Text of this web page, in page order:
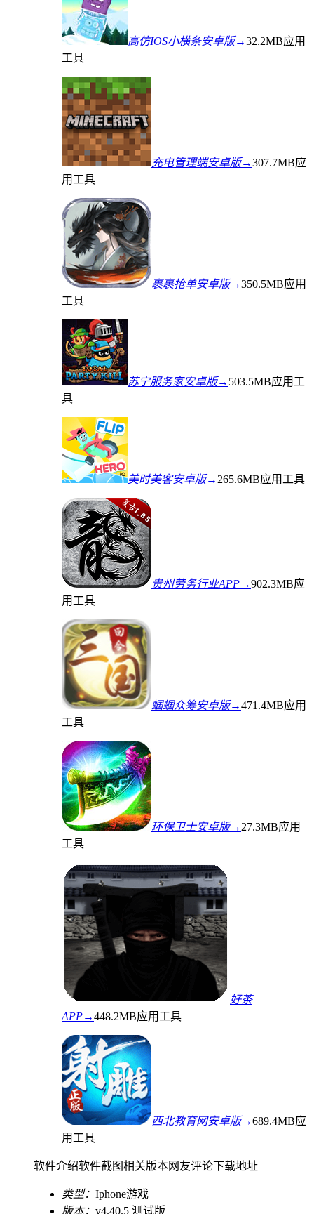
高仿IOS小横条安卓版→32.2MB应用
工具
充电管理端安卓版→307.7MB应
用工具
裹裹抢单安卓版→350.5MB应用
工具
苏宁服务家安卓版→ 503.5MB应用工
具
美时美客安卓版→ 265.6MB应用工具
贵州劳务行业APP→902.3MB应
用工具
蝈蝈众筹安卓版→471.4MB应用
工具
环保卫士安卓版→ 27.3MB应用
工具
好茶
APP→448.2MB应用工具
西北教育网安卓版→689.4MB应
用工具
软件介绍软件截图相关版本网友评论下载地址
类型： Iphone游戏
版本： v4.40.5 测试版